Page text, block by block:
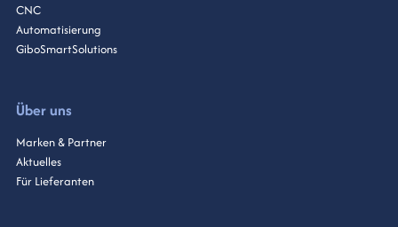
CNC
Automatisierung
GiboSmartSolutions
Über uns
Marken & Partner
Aktuelles
Für Lieferanten